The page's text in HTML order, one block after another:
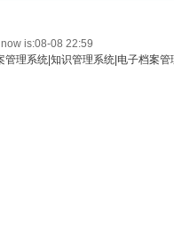
is:08-08 22:59
管理系统|知识管理系统|电子档案